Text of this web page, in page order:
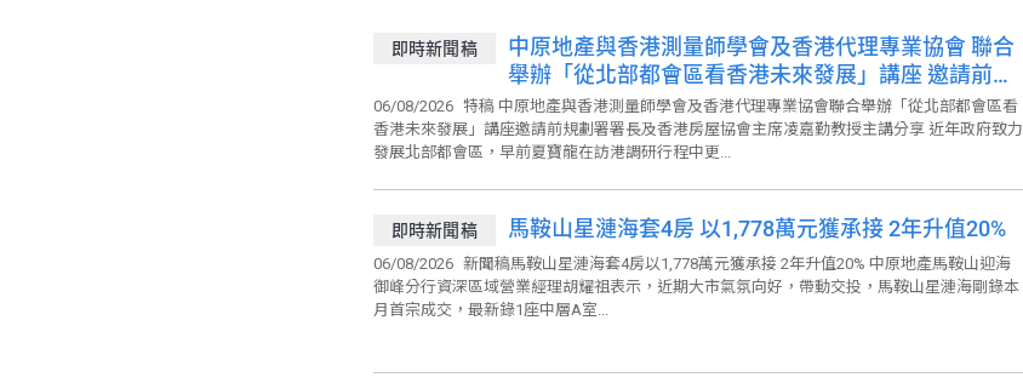
即時新聞稿
中原地產與香港測量師學會及香港代理專業協會 聯合
舉辦「從北部都會區看香港未來發展」講座 邀請前規
劃署署長及香港房屋協會主席凌嘉勤教授主講分享
06/08/2026 特稿 中原地產與香港測量師學會及香港代理專業協會聯合舉辦「從北部都會區看
香港未來發展」講座邀請前規劃署署長及香港房屋協會主席凌嘉勤教授主講分享 近年政府致力
發展北部都會區，早前夏寶龍在訪港調研行程中更...
即時新聞稿 馬鞍山星漣海套4房 以1,778萬元獲承接 2年升值20%
06/08/2026 新聞稿馬鞍山星漣海套4房以1,778萬元獲承接 2年升值20% 中原地產馬鞍山迎海
御峰分行資深區域營業經理胡耀祖表示，近期大市氣氛向好，帶動交投，馬鞍山星漣海剛錄本
月首宗成交，最新錄1座中層A室...